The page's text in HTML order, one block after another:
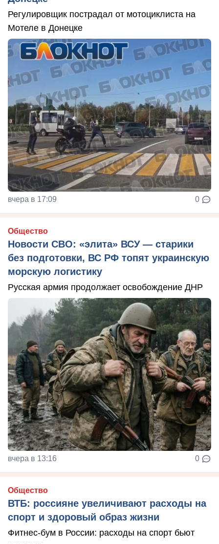
Регулировщик пострадал от мотоциклиста на
Мотеле в Донецке
вчера в 17:09 0
Общество
Новости СВО: «элита» ВСУ — старики
без подготовки, ВС РФ топят украинскую
морскую логистику
Русская армия продолжает освобождение ДНР
вчера в 13:16 0
Общество
ВТБ: россияне увеличивают расходы на
спорт и здоровый образ жизни
Фитнес-бум в России: расходы на спорт бьют